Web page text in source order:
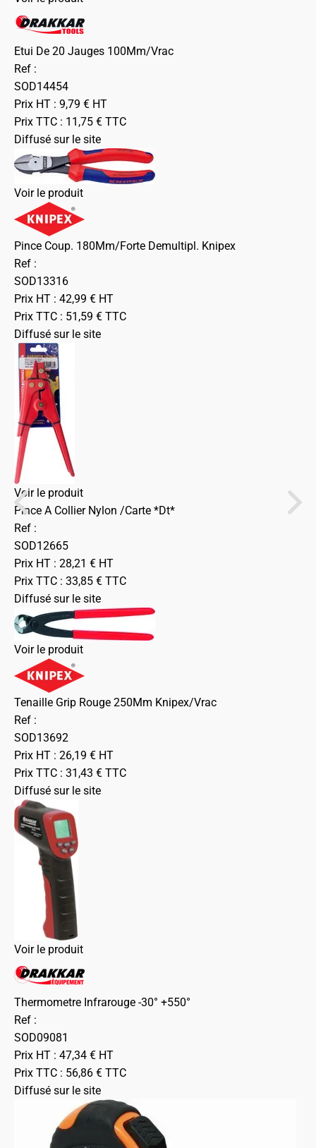
Etui De 20 Jauges 100Mm/Vrac
Ref :
SOD14454
Prix HT : 9,79 € HT
Prix TTC : 11,75 € TTC
Diffusé sur le site
Voir le produit
Pince Coup. 180Mm/Forte Demultipl. Knipex
Ref :
SOD13316
Prix HT : 42,99 € HT
Prix TTC : 51,59 € TTC
Diffusé sur le site
Voir le produit
Pince A Collier Nylon /Carte *Dt*
Ref :
SOD12665
Prix HT : 28,21 € HT
Prix TTC : 33,85 € TTC
Diffusé sur le site
Voir le produit
Tenaille Grip Rouge 250Mm Knipex/Vrac
Ref :
SOD13692
Prix HT : 26,19 € HT
Prix TTC : 31,43 € TTC
Diffusé sur le site
Voir le produit
Thermometre Infrarouge -30° +550°
Ref :
SOD09081
Prix HT : 47,34 € HT
Prix TTC : 56,86 € TTC
Diffusé sur le site